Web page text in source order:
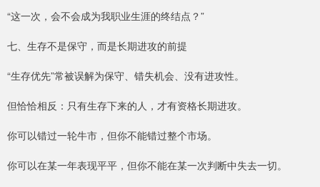
“这一次，会不会成为我职业生涯的终结点？”
七、生存不是保守，而是长期进攻的前提
“生存优先”常被误解为保守、错失机会、没有进攻性。
但恰恰相反：只有生存下来的人，才有资格长期进攻。
你可以错过一轮牛市，但你不能错过整个市场。
你可以在某一年表现平平，但你不能在某一次判断中失去一切。